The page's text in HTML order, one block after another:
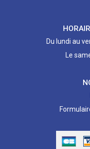
Du lundi au
Le